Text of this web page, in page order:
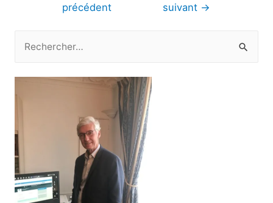
précédent
suivant →
c
h
r
c
h
e